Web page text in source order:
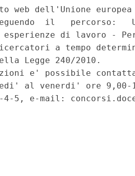
web dell'Unione
il   percorso:
esperienze di lavoro -
a tempo
Legge 240/2010.
e' possibile
al venerdi' ore
3-4-5, e-mail: